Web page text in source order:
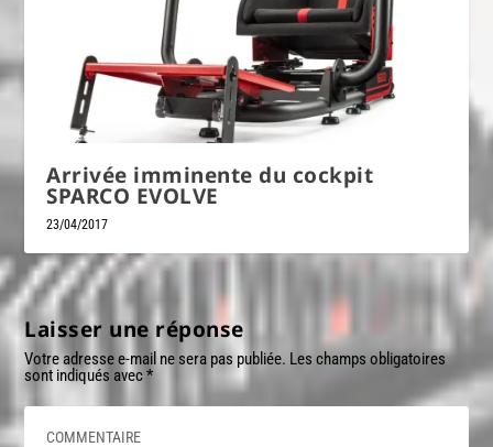
Arrivée imminente du cockpit
SPARCO EVOLVE
23/04/2017
Laisser une réponse
Votre adresse e-mail ne sera pas publiée. Les champs obligatoires
sont indiqués avec*